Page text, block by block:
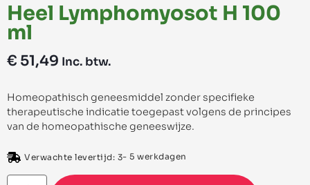
Heel Lymphomyosot H 100
ml
€ 51,49 Inc. btw.
Homeopathisch geneesmiddel zonder specifieke
therapeutische indicatie toegepast volgens de principes
van de homeopathische geneeswijze.
Verwachte levertijd: 3- 5 werkdagen